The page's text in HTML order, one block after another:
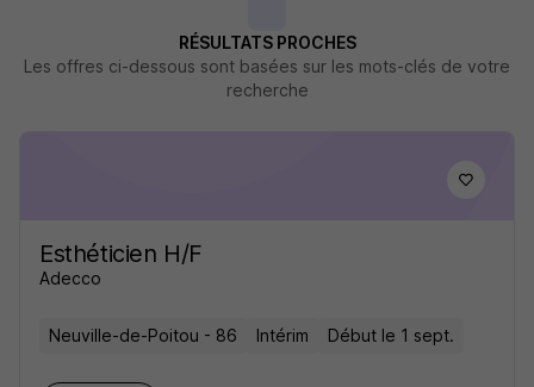
RÉSULTATS PROCHES
Les offres ci-dessous sont basées sur les mots-clés de votre
recherche
Esthéticien H/F
Adecco
Neuville-de-Poitou - 86 Intérim Début le 1 sept.